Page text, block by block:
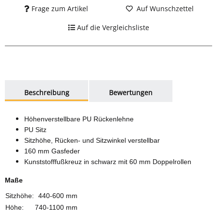
Frage zum Artikel Auf Wunschzettel
Auf die Vergleichsliste
Beschreibung
Bewertungen
Höhenverstellbare PU Rückenlehne
PU Sitz
Sitzhöhe, Rücken- und Sitzwinkel verstellbar
160 mm Gasfeder
Kunststofffußkreuz in schwarz mit 60 mm Doppelrollen
Maße
Sitzhöhe:
440-600 mm
Höhe:
740-1100 mm